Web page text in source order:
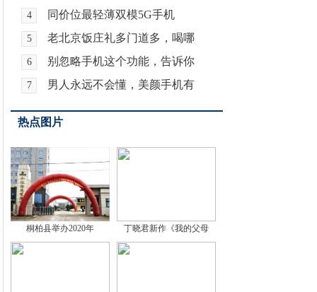
4 同价位最轻薄双模5G手机
5 老北京饭庄礼多门道多，喝哪
6 别忽略手机这个功能，告诉你
7 男人永远不会懂，美颜手机有
热点图片
桐柏县举办2020年 丁晓君新作《我的父母